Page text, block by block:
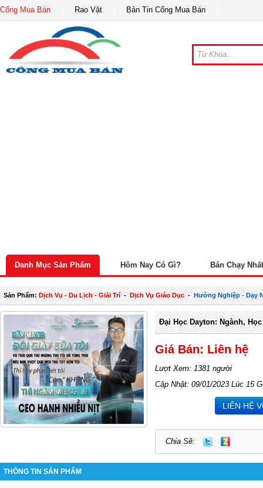
Cổng Mua Bán Rao Vặt Bản Tin Cổng Mua Bán
Danh Mục Sản Phẩm Hôm Nay Có Gì? Bán Chạy Nhất
Sản Phẩm:Dịch Vụ - Du Lịch - Giải Trí-Dịch Vụ Giáo Dục-Hướng Nghiệp - Dạy
Đại Học Dayton: Ngành,
Giá Bán: Liên hệ
Lượt Xem: 1381 người
Cập Nhật: 09/01/2023 Lúc 15
LIÊN HỆ
Chia Sẽ:
THÔNG TIN SẢN PHẨM